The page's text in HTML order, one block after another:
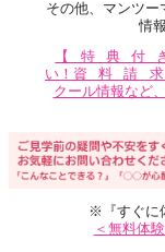
その他、マンツ
情
【特典付
い！ 資料請
クール情報など
※『すぐに
＜無料体